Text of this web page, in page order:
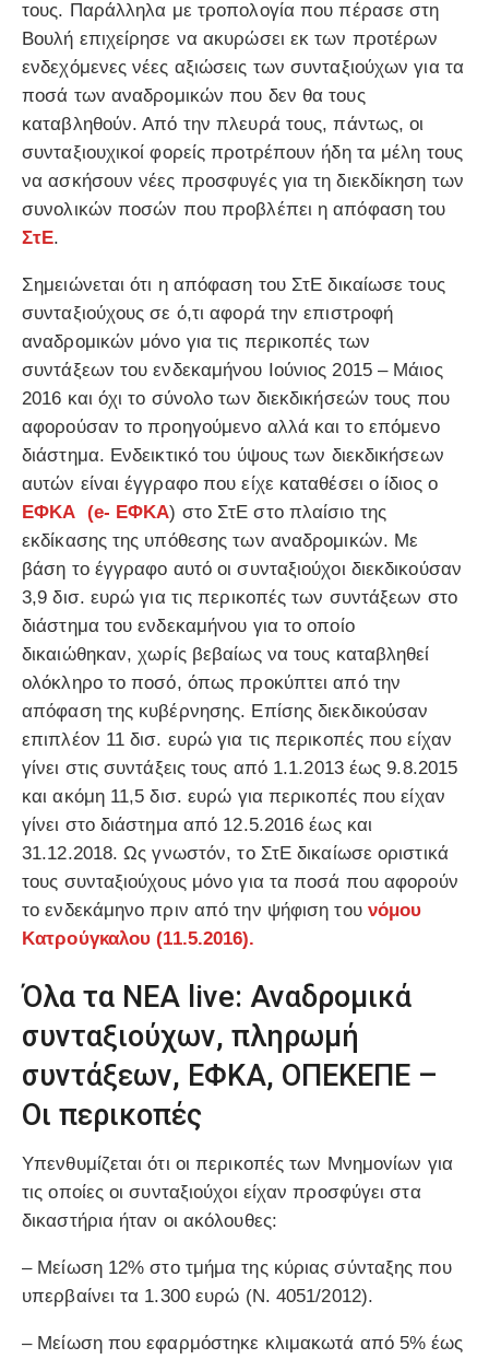
τους. Παράλληλα με τροπολογία που πέρασε στη
Βουλή επιχείρησε να ακυρώσει εκ των προτέρων
ενδεχόμενες νέες αξιώσεις των συνταξιούχων για τα
ποσά των αναδρομικών που δεν θα τους
καταβληθούν. Από την πλευρά τους, πάντως, οι
συνταξιουχικοί φορείς προτρέπουν ήδη τα μέλη τους
να ασκήσουν νέες προσφυγές για τη διεκδίκηση των
συνολικών ποσών που προβλέπει η απόφαση του
ΣτΕ.
Σημειώνεται ότι η απόφαση του ΣτΕ δικαίωσε τους
συνταξιούχους σε ό,τι αφορά την επιστροφή
αναδρομικών μόνο για τις περικοπές των
συντάξεων του ενδεκαμήνου Ιούνιος 2015 – Μάιος
2016 και όχι το σύνολο των διεκδικήσεών τους που
αφορούσαν το προηγούμενο αλλά και το επόμενο
διάστημα. Ενδεικτικό του ύψους των διεκδικήσεων
αυτών είναι έγγραφο που είχε καταθέσει ο ίδιος ο
ΕΦΚΑ (e- ΕΦΚΑ) στο ΣτΕ στο πλαίσιο της
εκδίκασης της υπόθεσης των αναδρομικών. Με
βάση το έγγραφο αυτό οι συνταξιούχοι διεκδικούσαν
3,9 δισ. ευρώ για τις περικοπές των συντάξεων στο
διάστημα του ενδεκαμήνου για το οποίο
δικαιώθηκαν, χωρίς βεβαίως να τους καταβληθεί
ολόκληρο το ποσό, όπως προκύπτει από την
απόφαση της κυβέρνησης. Επίσης διεκδικούσαν
επιπλέον 11 δισ. ευρώ για τις περικοπές που είχαν
γίνει στις συντάξεις τους από 1.1.2013 έως 9.8.2015
και ακόμη 11,5 δισ. ευρώ για περικοπές που είχαν
γίνει στο διάστημα από 12.5.2016 έως και
31.12.2018. Ως γνωστόν, το ΣτΕ δικαίωσε οριστικά
τους συνταξιούχους μόνο για τα ποσά που αφορούν
το ενδεκάμηνο πριν από την ψήφιση του νόμου
Κατρούγκαλου (11.5.2016).
Όλα τα ΝΕΑ live: Αναδρομικά
συνταξιούχων, πληρωμή
συντάξεων, ΕΦΚΑ, ΟΠΕΚΕΠΕ –
Οι περικοπές
Υπενθυμίζεται ότι οι περικοπές των Μνημονίων για
τις οποίες οι συνταξιούχοι είχαν προσφύγει στα
δικαστήρια ήταν οι ακόλουθες:
– Μείωση 12% στο τμήμα της κύριας σύνταξης που
υπερβαίνει τα 1.300 ευρώ (Ν. 4051/2012).
– Μείωση που εφαρμόστηκε κλιμακωτά από 5% έως